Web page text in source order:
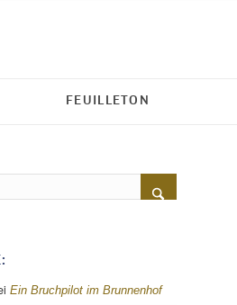
FEUILLETON
Ein Bruchpilot im Brunnenhof